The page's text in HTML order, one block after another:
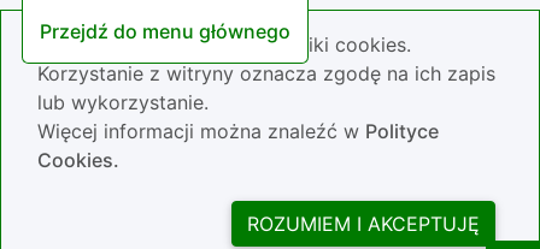
Przejdź do menu głównego
Nasza strona wykorzystuje pliki cookies.
Korzystanie z witryny oznacza zgodę na ich zapis
lub wykorzystanie.
Więcej informacji można znaleźć w Polityce
Cookies.
ROZUMIEM I AKCEPTUJĘ